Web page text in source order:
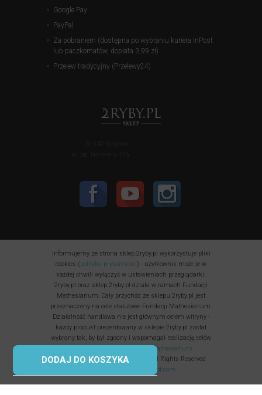
DODAJ DO KOSZYKA
Google Pay
PayPal
Za pobraniem (dostępna po wybraniu kuriera InPost
lub paczkomatów, dopłata 3,99 zł)
Przelew tradycyjny (Przelewy24)
Informujemy, że strona sklep.2ryby.pl wykorzystuje pliki
cookies (polityka prywatności) - użytkownik może je w
każdej chwili wyłączyć w ustawieniach przeglądarki.
2ryby.pl oraz sklep.2ryby.pl działa w ramach Fundacji
Mathesianum. Cały przychód ze sklepu 2ryby.pl jest
przeznaczony na cele statutowe Fundacji Mathesianum.
Działalność handlowa nie jest głównym celem witryny -
każdy produkt prezentowany w sklepie 2ryby.pl został
wybrany tak, by był zgodny i wspomagał realizację celów
misji Fundacji Mathesianum.
Fundacja Mathesianum © 2025 All Rights Reserved
uptimerobot.com